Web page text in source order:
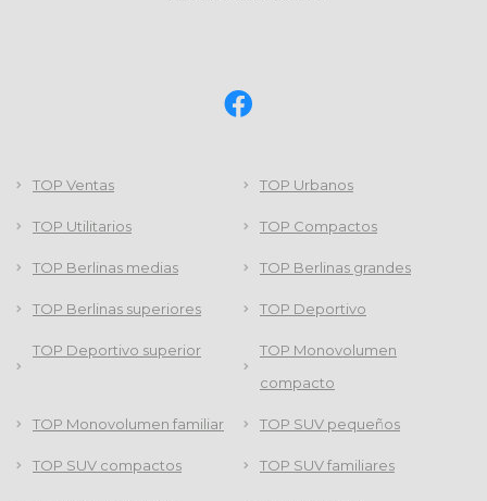
TOP Ventas TOP Urbanos
TOP Utilitarios TOP Compactos
TOP Berlinas medias TOP Berlinas grandes
TOP Berlinas superiores TOP Deportivo
TOP Deportivo superior
TOP Monovolumen
compacto
TOP Monovolumen familiar TOP SUV pequeños
TOP SUV compactos TOP SUV familiares